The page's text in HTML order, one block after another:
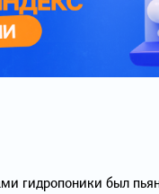
гидропоники был